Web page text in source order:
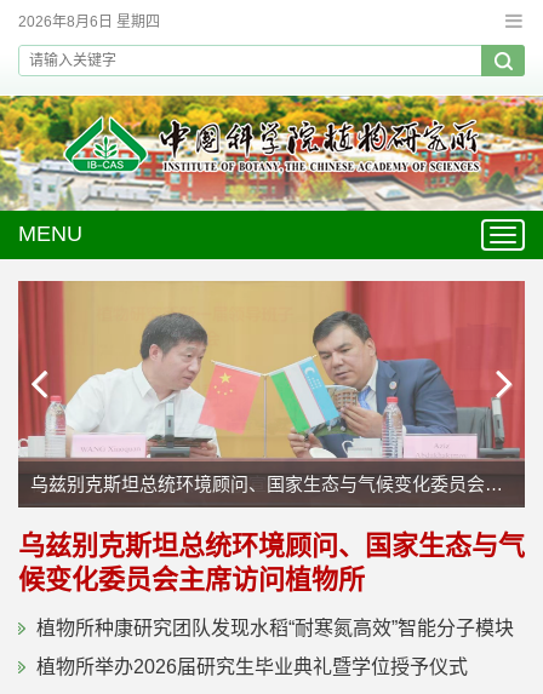
2026年8月6日 星期四
MENU
乌兹别克斯坦总统环境顾问、国家生态与气候变化委员会主席访问植物所
乌兹别克斯坦总统环境顾问、国家生态与气
候变化委员会主席访问植物所
植物所种康研究团队发现水稻“耐寒氮高效”智能分子模块
植物所举办2026届研究生毕业典礼暨学位授予仪式